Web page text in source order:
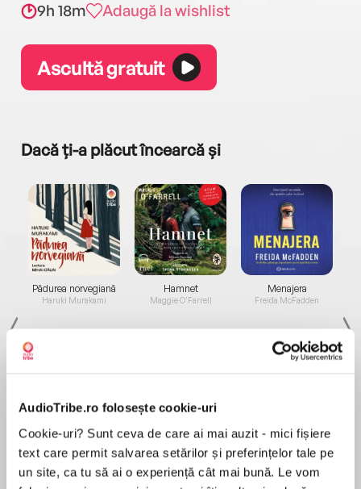
AudioTribe.ro folosește cookie-uri
Cookie-uri? Sunt ceva de care ai mai auzit - mici fișiere
text care permit salvarea setărilor și preferințelor tale pe
un site, ca tu să ai o experiență cât mai bună. Le vom
9h 18m Adaugă la wishlist
Ascultă gratuit
Dacă ți-a plăcut încearcă și
Pădurea norvegiană
Haruki Murakami
Elita de Argint (Elita
de...
Dani Francis
Hamnet
Maggie O'Farrell
Diavolul se îmbracă de
la...
Lauren Weisberger
Menajera
Freida McFadden
Migdală
Sohn Won-pyung